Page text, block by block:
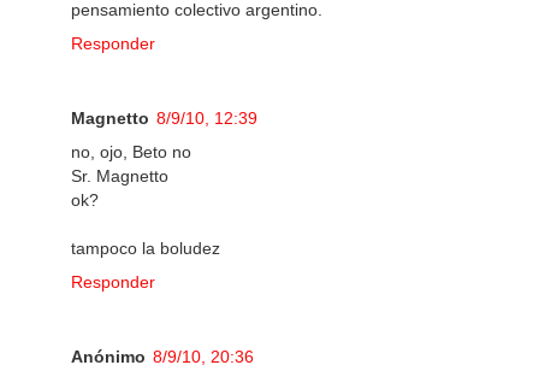
pensamiento colectivo argentino.
Responder
Magnetto 8/9/10, 12:39
no, ojo, Beto no
Sr. Magnetto
ok?
tampoco la boludez
Responder
Anónimo 8/9/10, 20:36